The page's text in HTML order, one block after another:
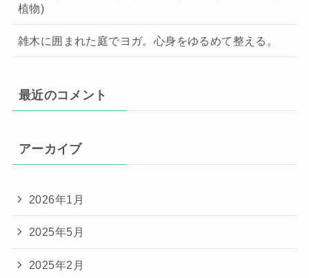
植物)
雑木に囲まれた庭でヨガ。心身をゆるめて整える。
最近のコメント
アーカイブ
2026年1月
2025年5月
2025年2月